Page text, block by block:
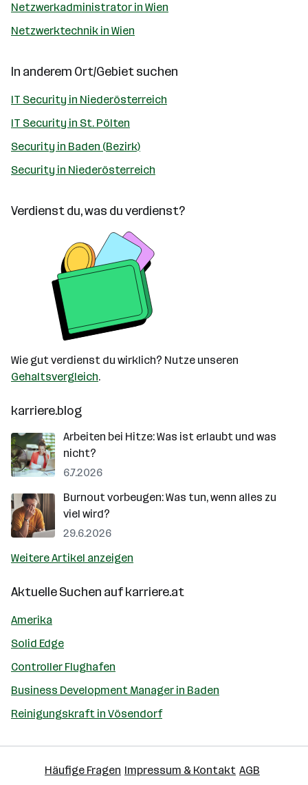
Netzwerkadministrator in Wien
Netzwerktechnik in Wien
In anderem Ort/Gebiet suchen
IT Security in Niederösterreich
IT Security in St. Pölten
Security in Baden (Bezirk)
Security in Niederösterreich
Verdienst du, was du verdienst?
Wie gut verdienst du wirklich? Nutze unseren
Gehaltsvergleich.
karriere.blog
Arbeiten bei Hitze: Was ist erlaubt und was
nicht?
6.7.2026
Burnout vorbeugen: Was tun, wenn alles zu
viel wird?
29.6.2026
Weitere Artikel anzeigen
Aktuelle Suchen aufkarriere.at
Amerika
Solid Edge
Controller Flughafen
Business Development Manager in Baden
Reinigungskraft in Vösendorf
Häufige Fragen Impressum & Kontakt AGB